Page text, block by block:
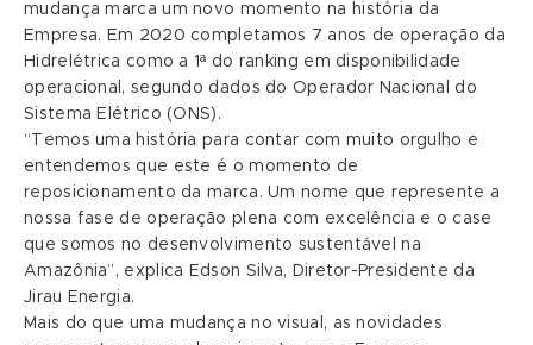
mudança marca um novo momento na história da
Empresa. Em 2020 completamos 7 anos de operação da
Hidrelétrica como a 1ª do ranking em disponibilidade
operacional, segundo dados do Operador Nacional do
Sistema Elétrico (ONS).
“Temos uma história para contar com muito orgulho e
entendemos que este é o momento de
reposicionamento da marca. Um nome que represente a
nossa fase de operação plena com excelência e o case
que somos no desenvolvimento sustentável na
Amazônia”, explica Edson Silva, Diretor-Presidente da
Jirau Energia.
Mais do que uma mudança no visual, as novidades